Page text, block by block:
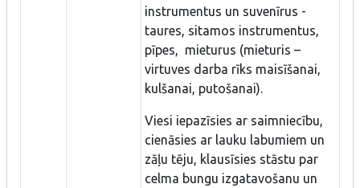
instrumentus un suvenīrus -
taures, sitamos instrumentus,
pīpes, mieturus (mieturis –
virtuves darba rīks maisīšanai,
kulšanai, putošanai).
Viesi iepazīsies ar saimniecību,
cienāsies ar lauku labumiem un
zāļu tēju, klausīsies stāstu par
celma bungu izgatavošanu un